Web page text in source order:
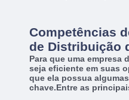
Competências
de Distribuição
Para que uma
seja eficiente em suas
que ela possua
chave.Entre as